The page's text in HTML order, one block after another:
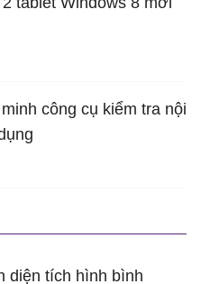
công cụ kiểm tra nội
diện tích hình bình